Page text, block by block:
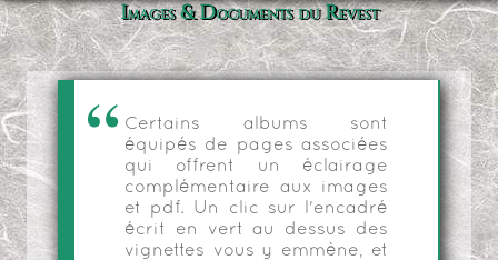
Images & Documents du Revest
Certains albums sont
équipés de pages associées
qui offrent un éclairage
complémentaire aux images
et pdf. Un clic sur l'encadré
écrit en vert au dessus des
vignettes vous y emmène, et